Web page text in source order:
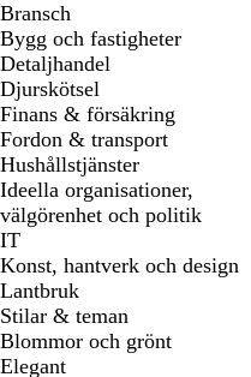
Bransch
Bygg och fastigheter
Detaljhandel
Djurskötsel
Finans & försäkring
Fordon & transport
Hushållstjänster
Ideella organisationer,
välgörenhet och politik
IT
Konst, hantverk och design
Lantbruk
Stilar & teman
Blommor och grönt
Elegant